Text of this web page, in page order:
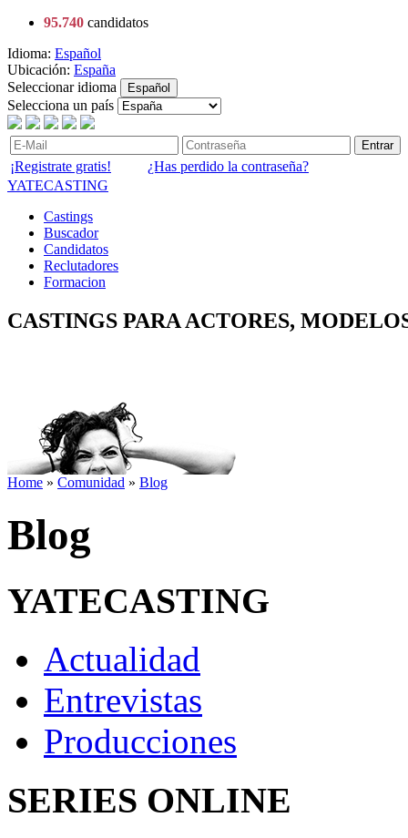
95.740 candidatos
Idioma: Español
Ubicación: España
Seleccionar idioma
Español
Selecciona un país
Entrar
¡Registrate gratis!
¿Has perdido la contraseña?
YATECASTING
Castings
Buscador
Candidatos
Reclutadores
Formacion
CASTINGS PARA ACTORES,
Home » Comunidad » Blog
Blog
YATECASTING
Actualidad
Entrevistas
Producciones
SERIES ONLINE